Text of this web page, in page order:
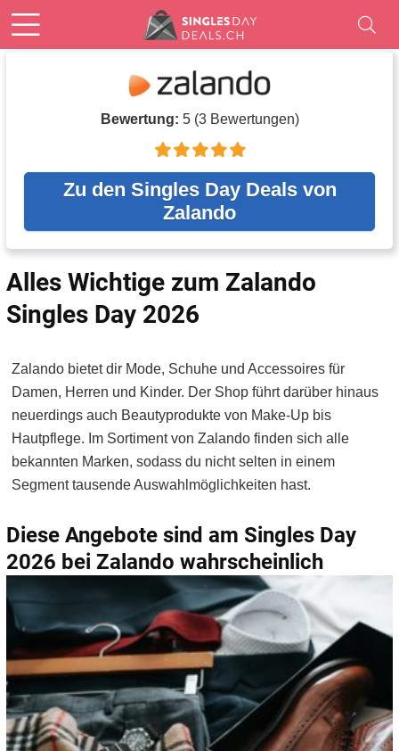
Bewertung: 5 (3Bewertungen)
Zu den Singles Day Deals von
Zalando
Alles Wichtige zum Zalando
Singles Day 2026
Zalando bietet dir Mode, Schuhe und Accessoires für
Damen, Herren und Kinder. Der Shop führt darüber hinaus
neuerdings auch Beautyprodukte von Make-Up bis
Hautpflege. Im Sortiment von Zalando finden sich alle
bekannten Marken, sodass du nicht selten in einem
Segment tausende Auswahlmöglichkeiten hast.
Diese Angebote sind am Singles Day
2026 bei Zalando wahrscheinlich